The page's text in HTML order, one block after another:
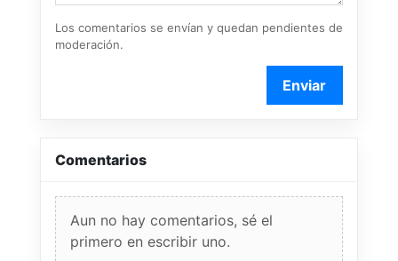
Los comentarios se envían y quedan pendientes de
moderación.
Enviar
Comentarios
Aun no hay comentarios, sé el
primero en escribir uno.